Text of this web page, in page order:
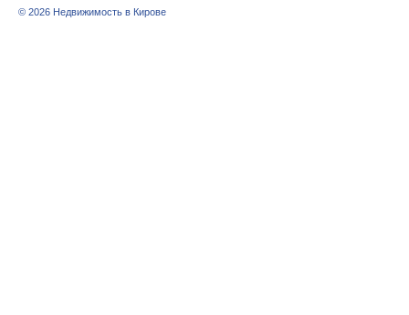
© 2026 Недвижимость в Кирове